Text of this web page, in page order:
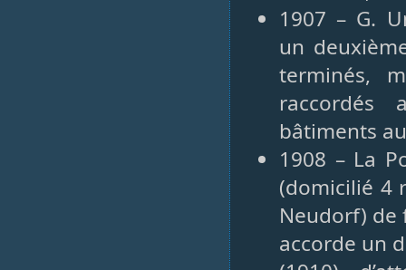
1907 – G.
un
terminés,
raccordés
bâtiments
1908 – La
(domicilié 4
Neudorf) de
accorde un